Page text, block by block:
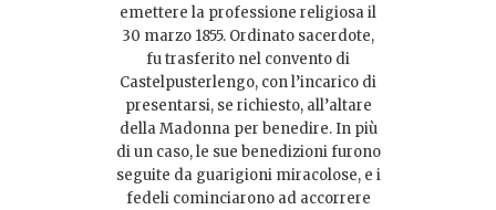
emettere la professione religiosa il
30 marzo 1855. Ordinato sacerdote,
fu trasferito nel convento di
Castelpusterlengo, con l’incarico di
presentarsi, se richiesto, all’altare
della Madonna per benedire. In più
di un caso, le sue benedizioni furono
seguite da guarigioni miracolose, e i
fedeli cominciarono ad accorrere